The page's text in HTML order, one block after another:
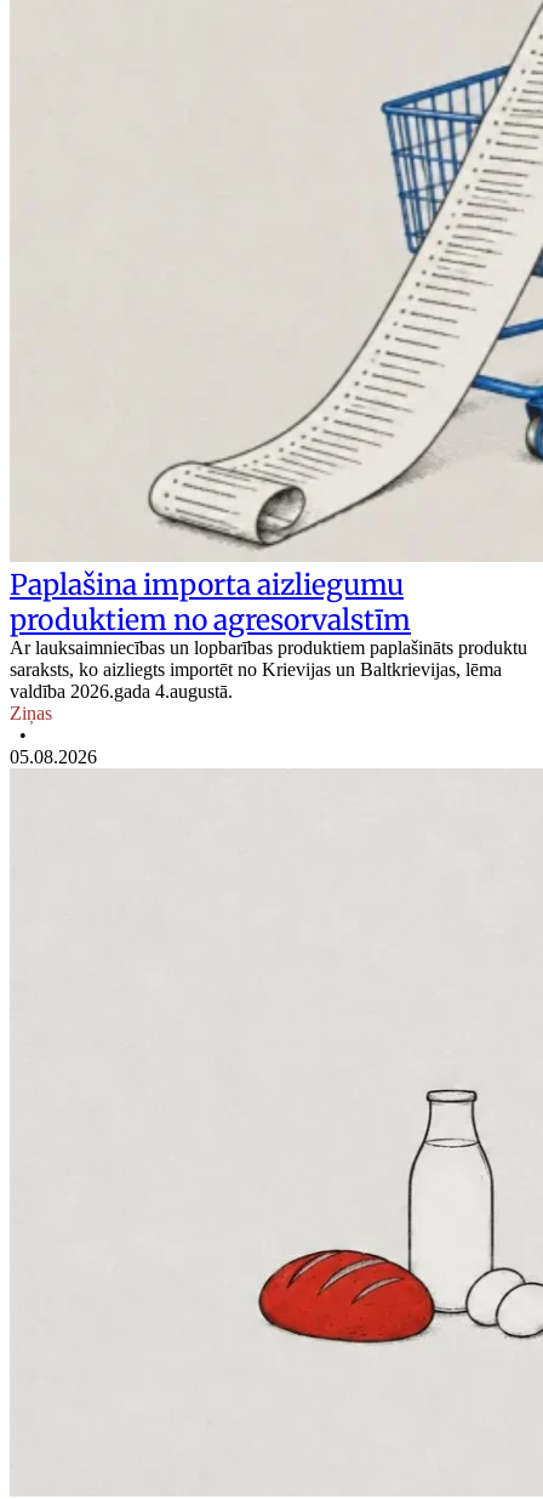
Paplašina importa aizliegumu
produktiem no agresorvalstīm
Ar lauksaimniecības un lopbarības produktiem paplašināts produktu
saraksts, ko aizliegts importēt no Krievijas un Baltkrievijas, lēma
valdība 2026.gada 4.augustā.
Ziņas
•
05.08.2026